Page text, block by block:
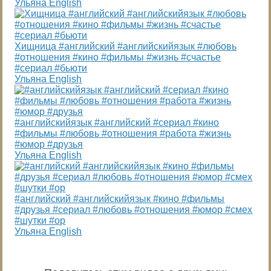
Ульяна English
Хищница #английский #английскийязык #любовь
#отношения #кино #фильмы #жизнь #счастье
#сериал #бьюти
Ульяна English
#английскийязык #английский #сериал #кино
#фильмы #любовь #отношения #работа #жизнь
#юмор #друзья
Ульяна English
#английский #английскийязык #кино #фильмы
#друзья #сериал #любовь #отношения #юмор #смех
#шутки #ор
Ульяна English